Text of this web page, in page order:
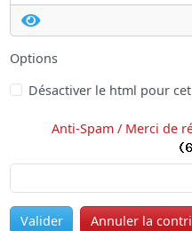
Options
Désactiver le html pour
Anti-Spam / Merci de
Valider Annuler la